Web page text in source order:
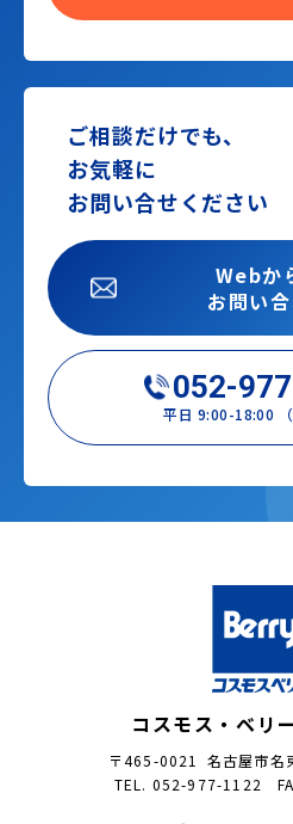
ご相談だけでも、
お気軽に
お問い合せください
052-
平日 9:00-18:00 （
Webか
お問い
コスモス・ベリ
〒465-0021 名古屋市
TEL. 052-977-1122